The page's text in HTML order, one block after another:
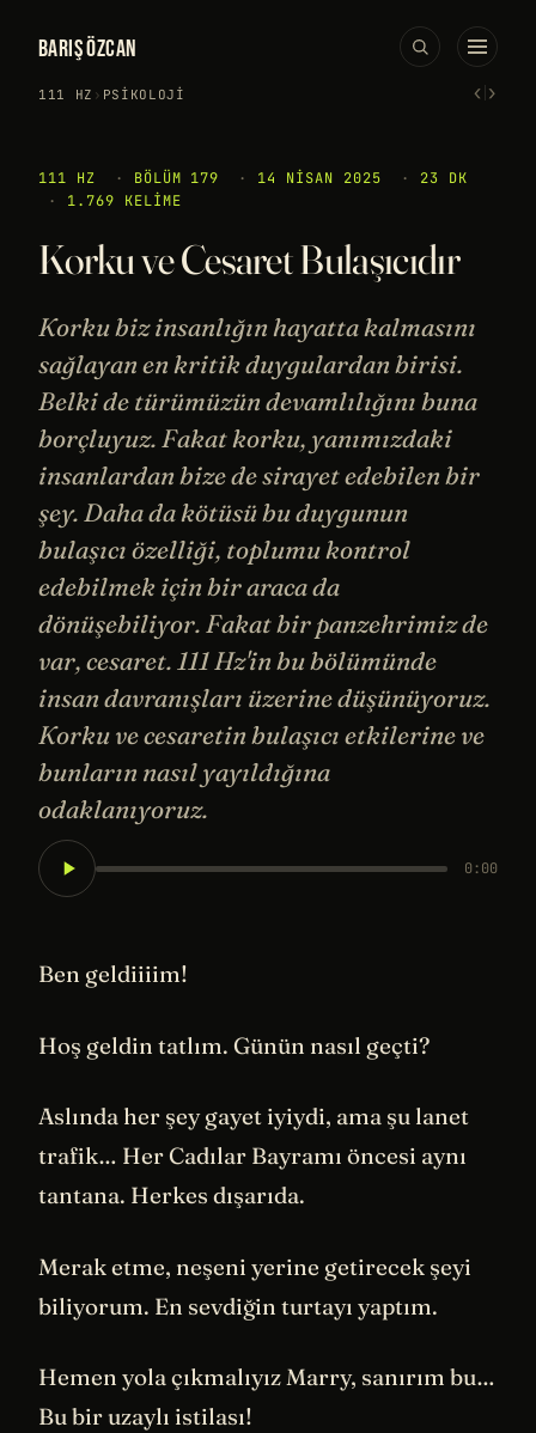
BARIŞ ÖZCAN
111 HZ › PSIKOLOJI ‹›
111 HZ · BÖLÜM 179 · 14 NISAN 2025 ·
23 DK
·
1.769 KELIME
Korku ve Cesaret Bulaşıcıdır
Korku biz insanlığın hayatta kalmasını
sağlayan en kritik duygulardan birisi.
Belki de türümüzün devamlılığını buna
borçluyuz. Fakat korku, yanımızdaki
insanlardan bize de sirayet edebilen bir
şey. Daha da kötüsü bu duygunun
bulaşıcı özelliği, toplumu kontrol
edebilmek için bir araca da
dönüşebiliyor. Fakat bir panzehrimiz de
var, cesaret. 111 Hz'in bu bölümünde
insan davranışları üzerine düşünüyoruz.
Korku ve cesaretin bulaşıcı etkilerine ve
bunların nasıl yayıldığına
odaklanıyoruz.
0:00
Ben geldiiiim!
Hoş geldin tatlım. Günün nasıl geçti?
Aslında her şey gayet iyiydi, ama şu lanet
trafik… Her Cadılar Bayramı öncesi aynı
tantana. Herkes dışarıda.
Merak etme, neşeni yerine getirecek şeyi
biliyorum. En sevdiğin turtayı yaptım.
Hemen yola çıkmalıyız Marry, sanırım bu…
Bu bir uzaylı istilası!